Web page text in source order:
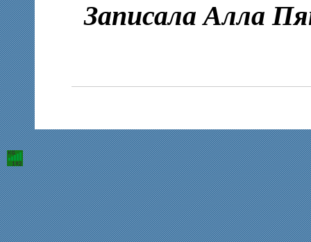
Записала Алла